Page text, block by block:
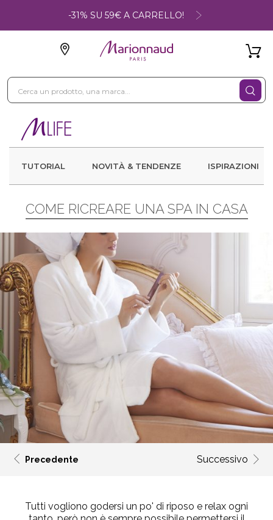
-31% SU 59€ A CARRELLO!
TUTORIAL NOVITÀ & TENDENZE ISPIRAZIONI
COME RICREARE UNA SPA IN CASA
Precedente Successivo
Tutti vogliono godersi un po' di riposo e relax ogni